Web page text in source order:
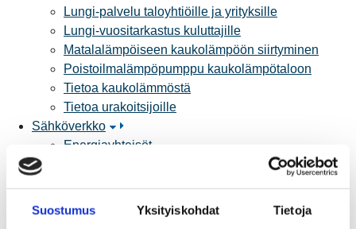
Suostumus Yksityiskohdat Tietoja
Lungi-palvelu taloyhtiöille ja yrityksille
Lungi-vuositarkastus kuluttajille
Matalalämpöiseen kaukolämpöön siirtyminen
Poistoilmalämpöpumppu kaukolämpötaloon
Tietoa kaukolämmöstä
Tietoa urakoitsijoille
Sähköverkko
Energiayhteisöt
Sähköliittymät
Sähkön mittaus ja raportointi